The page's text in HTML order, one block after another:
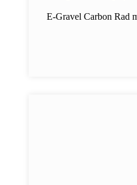
E-Gravel Carbon Rad